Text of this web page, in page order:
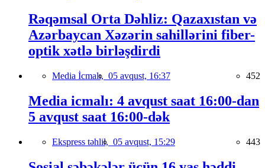
Rəqəmsal Orta Dəhliz: Qazaxıstan və
Azərbaycan Xəzərin sahillərini fiber-
optik xətlə birləşdirdi
Media İcmalı, 05 avqust, 16:37 452
Media icmalı: 4 avqust saat 16:00-dan
5 avqust saat 16:00-dək
Ekspress təhlil, 05 avqust, 15:29 443